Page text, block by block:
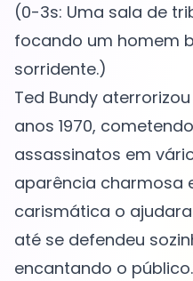
(0-3s: Uma sala de
focando um homem
sorridente.)
Ted Bundy
anos 1970,
assassinatos em
aparência charmosa
carismática o
até se defendeu
encantando o